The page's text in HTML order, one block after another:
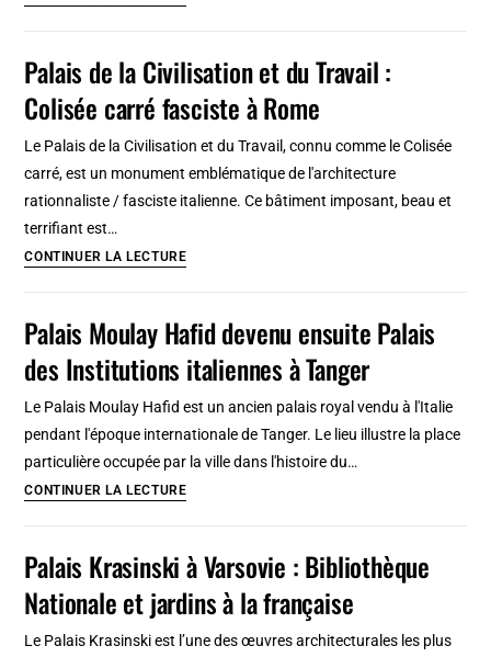
catholique
et
Ciołek
Palais de la Civilisation et du Travail :
Colisée carré fasciste à Rome
Le Palais de la Civilisation et du Travail, connu comme le Colisée
carré, est un monument emblématique de l'architecture
rationnaliste / fasciste italienne. Ce bâtiment imposant, beau et
terrifiant est…
CONTINUER LA LECTUREPalais
Civilisation
et
carré
à
Rome
Palais Moulay Hafid devenu ensuite Palais
des Institutions italiennes à Tanger
Le Palais Moulay Hafid est un ancien palais royal vendu à l'Italie
pendant l'époque internationale de Tanger. Le lieu illustre la place
particulière occupée par la ville dans l'histoire du…
CONTINUER LA LECTUREPalais
devenu
ensuite
Palais Krasinski à Varsovie : Bibliothèque
Nationale et jardins à la française
Le Palais Krasinski est l’une des œuvres architecturales les plus